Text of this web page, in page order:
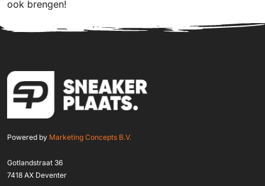
ook brengen!
Powered by Marketing Concepts B.V.
Gotlandstraat 36
7418 AX Deventer